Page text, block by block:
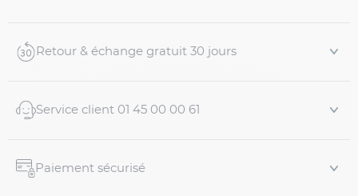
Retour & échange gratuit 30 jours
Service client 01 45 00 00 61
Paiement sécurisé